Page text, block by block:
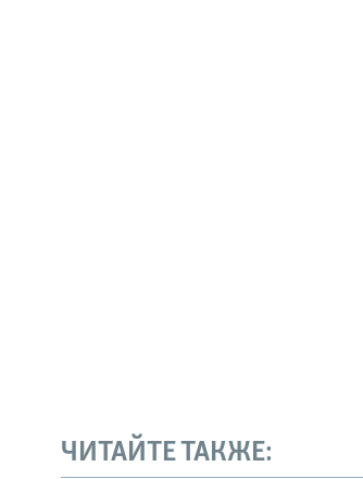
ЧИТАЙТЕ ТАКЖЕ: